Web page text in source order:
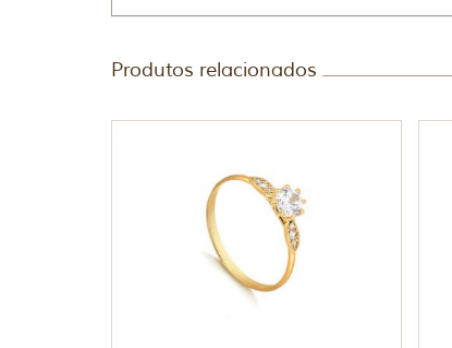
Produtos relacionados